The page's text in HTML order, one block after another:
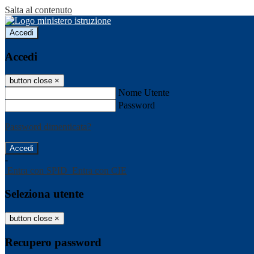
Salta al contenuto
Accedi
Accedi
button close ×
Nome Utente
Password
Password dimenticata?
-
Entra con SPID Entra con CIE
Seleziona utente
button close ×
Recupero password